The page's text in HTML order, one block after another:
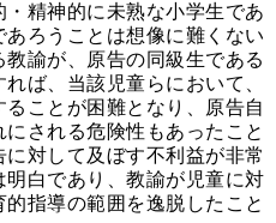
精神的に未熟な小学生であ
ろうことは想像に難くない
諭が、原告の同級生である
ば、当該児童らにおいて、
ことが困難となり、原告自
される危険性もあったこと
対して及ぼす不利益が非常
白であり、教諭が児童に対
指導の範囲を逸脱したこと